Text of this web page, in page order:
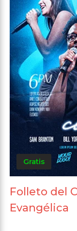
Gratis
Folleto del
Evangélica